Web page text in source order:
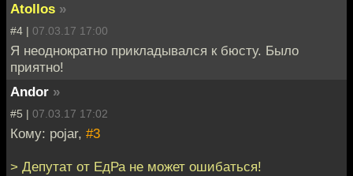
Atollos »
#4 | 07.03.17 17:00
Я неоднократно прикладывался к бюсту. Было
приятно!
Andor »
#5 | 07.03.17 17:02
Кому: pojar, #3
> Депутат от ЕдРа не может ошибаться!